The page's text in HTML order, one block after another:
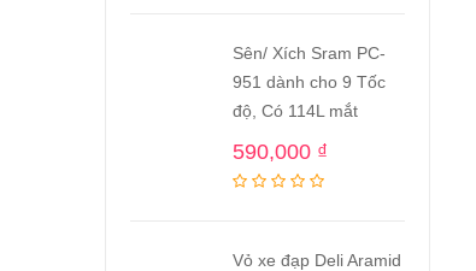
Sên/ Xích Sram PC-
951 dành cho 9 Tốc
độ, Có 114L mắt
590,000 ₫
Vỏ xe đạp Deli Aramid